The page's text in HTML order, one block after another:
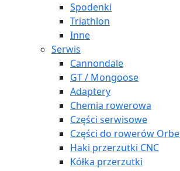
Spodenki
Triathlon
Inne
Serwis
Cannondale
GT / Mongoose
Adaptery
Chemia rowerowa
Części serwisowe
Części do rowerów
Haki przerzutki CNC
Kółka przerzutki